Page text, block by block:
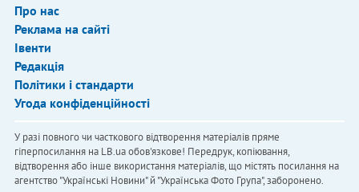
Про нас
Реклама на сайті
Івенти
Редакція
Політики і стандарти
Угода конфіденційності
У разі повного чи часткового відтворення матеріалів пряме
гіперпосилання на LB.ua обов'язкове! Передрук, копіювання,
відтворення або інше використання матеріалів, що містять посилання на
агентство "Українськi Новини" й "Українська Фото Група", заборонено.